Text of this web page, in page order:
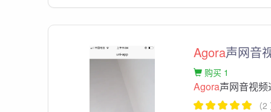
Agora声网音
购买 1
Agora声网音视
（